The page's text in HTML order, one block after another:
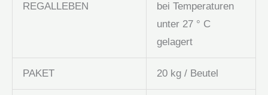
REGALLEBEN
bei Temperaturen
unter 27 ° C
gelagert
PAKET 20 kg / Beutel